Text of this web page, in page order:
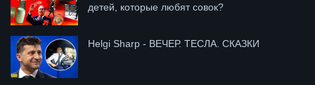
детей, которые любят совок?
Helgi Sharp - ВЕЧЕР. ТЕСЛА. СКАЗКИ